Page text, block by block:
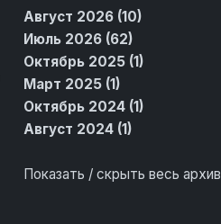
Август 2026 (10)
Июль 2026 (62)
Октябрь 2025 (1)
Март 2025 (1)
Октябрь 2024 (1)
Август 2024 (1)
Показать / скрыть весь архив